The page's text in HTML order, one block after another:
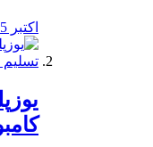
اکتبر 15, 2019